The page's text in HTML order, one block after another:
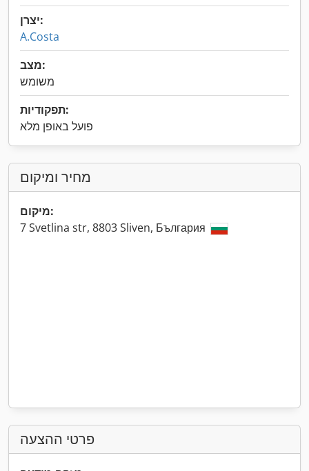
יצרן:
A.Costa
מצב:
משומש
תפקודיות:
פועל באופן מלא
מחיר ומיקום
מיקום:
7 Svetlina str, 8803 Sliven, България
פרטי ההצעה